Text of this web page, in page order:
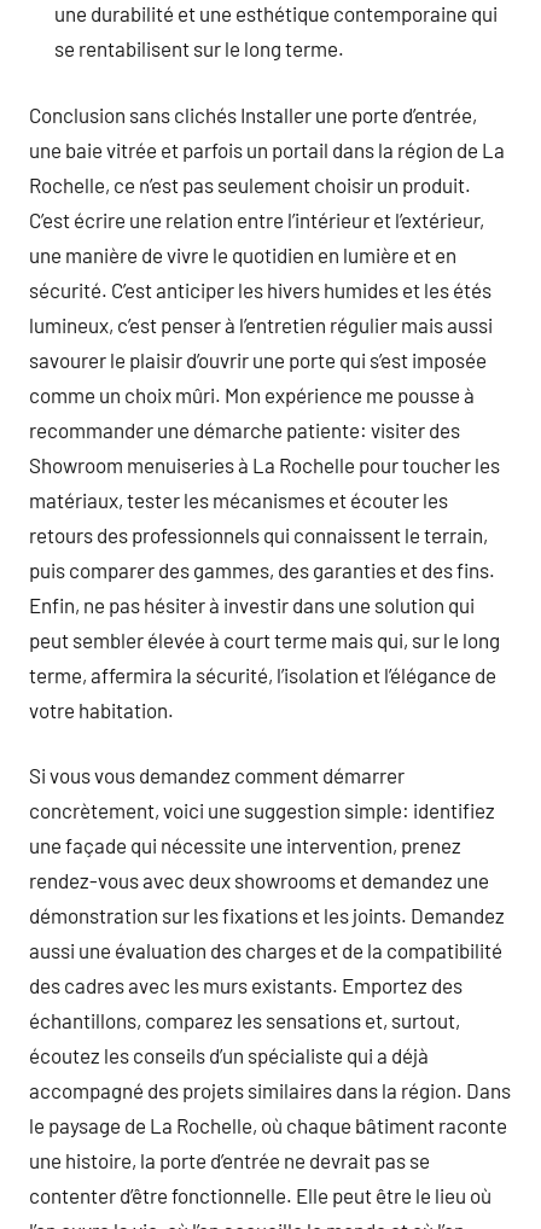
une durabilité et une esthétique contemporaine qui
se rentabilisent sur le long terme.
Conclusion sans clichés Installer une porte d’entrée,
une baie vitrée et parfois un portail dans la région de La
Rochelle, ce n’est pas seulement choisir un produit.
C’est écrire une relation entre l’intérieur et l’extérieur,
une manière de vivre le quotidien en lumière et en
sécurité. C’est anticiper les hivers humides et les étés
lumineux, c’est penser à l’entretien régulier mais aussi
savourer le plaisir d’ouvrir une porte qui s’est imposée
comme un choix mûri. Mon expérience me pousse à
recommander une démarche patiente: visiter des
Showroom menuiseries à La Rochelle pour toucher les
matériaux, tester les mécanismes et écouter les
retours des professionnels qui connaissent le terrain,
puis comparer des gammes, des garanties et des fins.
Enfin, ne pas hésiter à investir dans une solution qui
peut sembler élevée à court terme mais qui, sur le long
terme, affermira la sécurité, l’isolation et l’élégance de
votre habitation.
Si vous vous demandez comment démarrer
concrètement, voici une suggestion simple: identifiez
une façade qui nécessite une intervention, prenez
rendez-vous avec deux showrooms et demandez une
démonstration sur les fixations et les joints. Demandez
aussi une évaluation des charges et de la compatibilité
des cadres avec les murs existants. Emportez des
échantillons, comparez les sensations et, surtout,
écoutez les conseils d’un spécialiste qui a déjà
accompagné des projets similaires dans la région. Dans
le paysage de La Rochelle, où chaque bâtiment raconte
une histoire, la porte d’entrée ne devrait pas se
contenter d’être fonctionnelle. Elle peut être le lieu où